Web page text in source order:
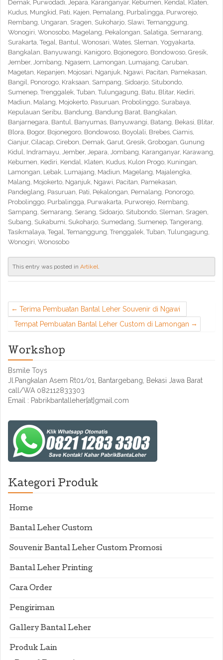
Demak, Purwodadi, Jepara, Karanganyar, Kebumen, Kendal, Klaten,
Kudus, Mungkid, Pati, Kajen, Pemalang, Purbalingga, Purworejo,
Rembang, Ungaran, Sragen, Sukoharjo, Slawi, Temanggung,
Wonogiri, Wonosobo, Magelang, Pekalongan, Salatiga, Semarang,
Surakarta, Tegal, Bantul, Wonosari, Wates, Sleman, Yogyakarta,
Bangkalan, Banyuwangi, Kanigoro, Bojonegoro, Bondowoso, Gresik,
Jember, Jombang, Ngasem, Lamongan, Lumajang, Caruban,
Magetan, Kepanjen, Mojosari, Nganjuk, Ngawi, Pacitan, Pamekasan,
Bangil, Ponorogo, Kraksaan, Sampang, Sidoarjo, Situbondo,
Sumenep, Trenggalek, Tuban, Tulungagung, Batu, Blitar, Kediri,
Madiun, Malang, Mojokerto, Pasuruan, Probolinggo, Surabaya,
Kepulauan Seribu, Bandung, Bandung Barat, Bangkalan,
Banjarnegara, Bantul, Banyumas, Banyuwangi, Batang, Bekasi, Blitar,
Blora, Bogor, Bojonegoro, Bondowoso, Boyolali, Brebes, Ciamis,
Cianjur, Cilacap, Cirebon, Demak, Garut, Gresik, Grobogan, Gunung
Kidul, Indramayu, Jember, Jepara, Jombang, Karanganyar, Karawang,
Kebumen, Kediri, Kendal, Klaten, Kudus, Kulon Progo, Kuningan,
Lamongan, Lebak, Lumajang, Madiun, Magelang, Majalengka,
Malang, Mojokerto, Nganjuk, Ngawi, Pacitan, Pamekasan,
Pandeglang, Pasuruan, Pati, Pekalongan, Pemalang, Ponorogo,
Probolinggo, Purbalingga, Purwakarta, Purworejo, Rembang,
Sampang, Semarang, Serang, Sidoarjo, Situbondo, Sleman, Sragen,
Subang, Sukabumi, Sukoharjo, Sumedang, Sumenep, Tangerang,
Tasikmalaya, Tegal, Temanggung, Trenggalek, Tuban, Tulungagung,
Wonogiri, Wonosobo
This entry was posted in Artikel.
Terima Pembuatan Bantal Leher Souvenir di Ngawi
Tempat Pembuatan Bantal Leher Custom di Lamongan
Workshop
Bsmile Toys
Jl.Pangkalan Asem Rt01/01, Bantargebang, Bekasi Jawa Barat
call/WA 082112833303
Email : Pabrikbantalleher[at]gmail.com
Kategori Produk
Home
Bantal Leher Custom
Souvenir Bantal Leher Custom Promosi
Bantal Leher Printing
Cara Order
Pengiriman
Gallery Bantal Leher
Produk Lain